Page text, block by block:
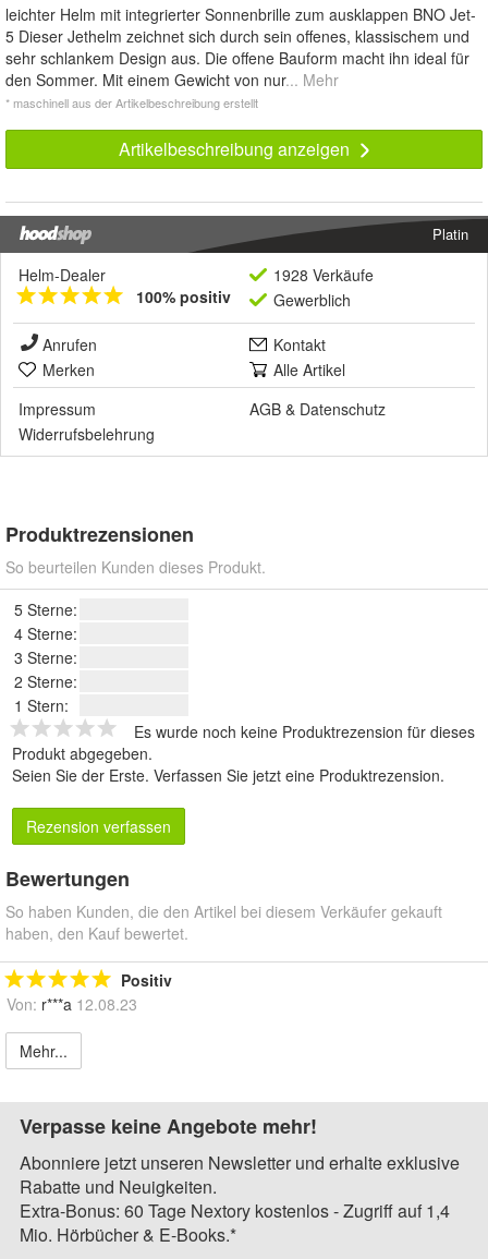
leichter Helm mit integrierter Sonnenbrille zum ausklappen BNO Jet-
5 Dieser Jethelm zeichnet sich durch sein offenes, klassischem und
sehr schlankem Design aus. Die offene Bauform macht ihn ideal für
den Sommer. Mit einem Gewicht von nur... Mehr
* maschinell aus der Artikelbeschreibung erstellt
Artikelbeschreibung anzeigen
Platin
Helm-Dealer
100% positiv
1928 Verkäufe
Gewerblich
Anrufen
Kontakt
Merken
Alle Artikel
Impressum
AGB & Datenschutz
Widerrufsbelehrung
Produktrezensionen
So beurteilen Kunden dieses Produkt.
5 Sterne:
4 Sterne:
3 Sterne:
2 Sterne:
1 Stern:
Es wurde noch keine Produktrezension für dieses
Produkt abgegeben.
Seien Sie der Erste. Verfassen Sie jetzt eine Produktrezension.
Rezension verfassen
Bewertungen
So haben Kunden, die den Artikel bei diesem Verkäufer gekauft
haben, den Kauf bewertet.
Positiv
Von: r***a 12.08.23
Mehr...
Verpasse keine Angebote mehr!
Abonniere jetzt unseren Newsletter und erhalte exklusive
Rabatte und Neuigkeiten.
Extra-Bonus: 60 Tage Nextory kostenlos - Zugriff auf 1,4
Mio. Hörbücher & E-Books.*